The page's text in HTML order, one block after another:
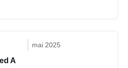
mai 2025
A